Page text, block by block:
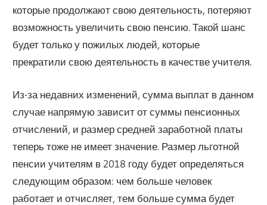
которые продолжают свою деятельность, потеряют
возможность увеличить свою пенсию. Такой шанс
будет только у пожилых людей, которые
прекратили свою деятельность в качестве учителя.
Из-за недавних изменений, сумма выплат в данном
случае напрямую зависит от суммы пенсионных
отчислений, и размер средней заработной платы
теперь тоже не имеет значение. Размер льготной
пенсии учителям в 2018 году будет определяться
следующим образом: чем больше человек
работает и отчисляет, тем больше сумма будет